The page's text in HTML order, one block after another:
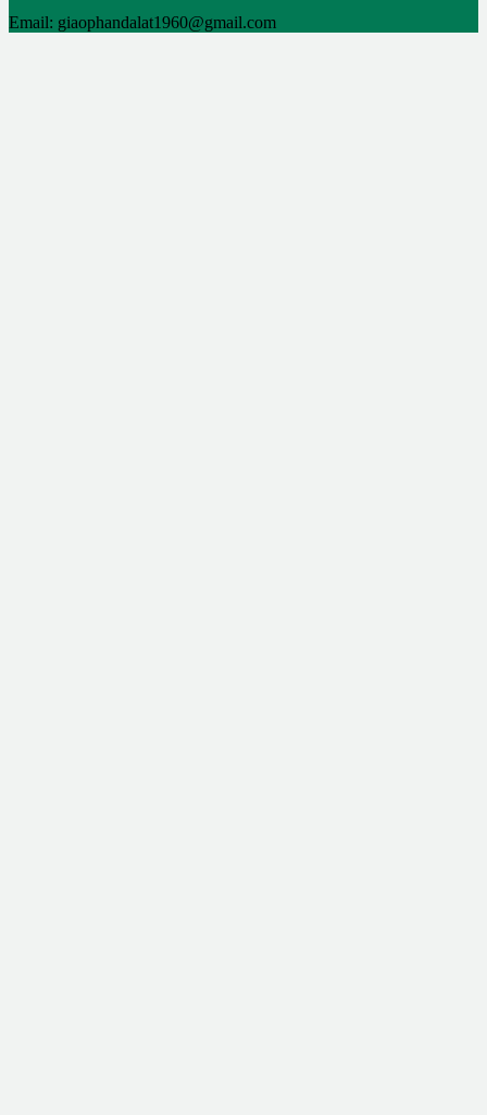
Email: giaophandalat1960@gmail.com